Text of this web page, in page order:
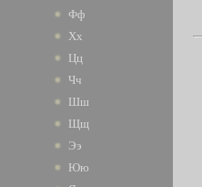
Фф
Хх
Цц
Чч
Шш
Щщ
Ээ
Юю